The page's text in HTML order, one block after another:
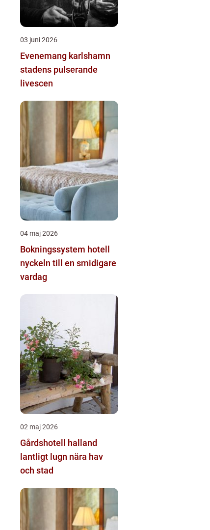
03 juni 2026
Evenemang karlshamn
stadens pulserande
livescen
04 maj 2026
Bokningssystem hotell
nyckeln till en smidigare
vardag
02 maj 2026
Gårdshotell halland
lantligt lugn nära hav
och stad